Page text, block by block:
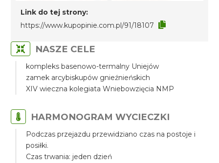
Link do tej strony:
https://www.kupopinie.com.pl/91/18107
NASZE CELE
kompleks basenowo-termalny Uniejów
zamek arcybiskupów gnieźnieńskich
XIV wieczna kolegiata Wniebowzięcia NMP
HARMONOGRAM WYCIECZKI
Podczas przejazdu przewidziano czas na postoje i
posiłki.
Czas trwania: jeden dzień